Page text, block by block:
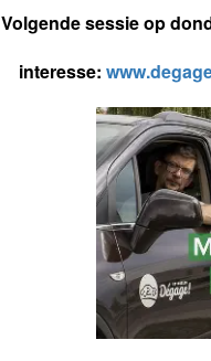
Volgende sessie op
interesse: